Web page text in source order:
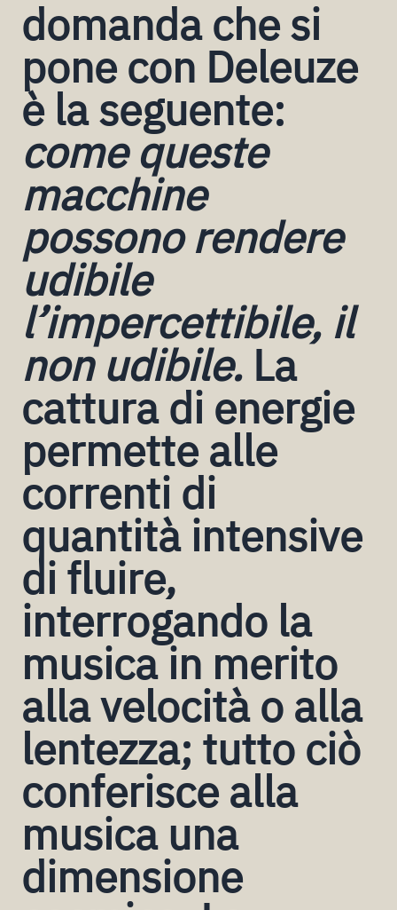
domanda che si
pone con Deleuze
è la seguente:
come queste
macchine
possono rendere
udibile
l’impercettibile, il
non udibile. La
cattura di energie
permette alle
correnti di
quantità intensive
di fluire,
interrogando la
musica in merito
alla velocità o alla
lentezza; tutto ciò
conferisce alla
musica una
dimensione